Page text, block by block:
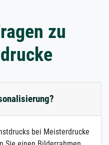
zu
bei Meisterdrucke